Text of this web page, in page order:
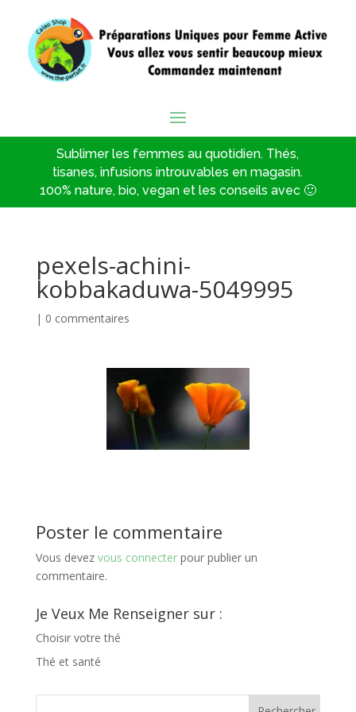
Sublimer les femmes au quotidien. Thés,
tisanes, infusions introuvables en magasin.
100% nature, bio, vegan et les conseils avec 🙂
pexels-achini-
kobbakaduwa-5049995
| 0 commentaires
Poster le commentaire
Vous devez vous connecterpour publier un
commentaire.
Je Veux Me Renseigner sur :
Choisir votre thé
Thé et santé